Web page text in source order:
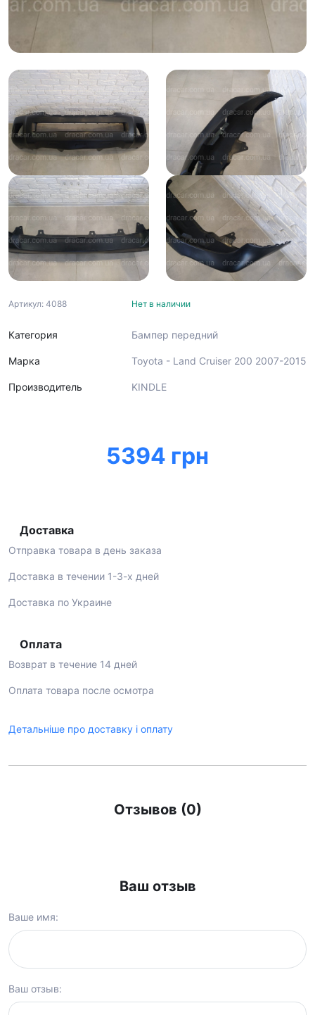
Артикул: 4088
Категория
Марка
Производитель
Нет в наличии
Бампер передний
Toyota - Land Cruiser 200 2007-2015
KINDLE
5394 грн
Доставка
Отправка товара в день заказа
Доставка в течении 1-3-х дней
Доставка по Украине
Оплата
Возврат в течение 14 дней
Оплата товара после осмотра
Детальніше про доставку і оплату
Отзывов (0)
Ваш отзыв
Ваше имя:
Ваш отзыв: